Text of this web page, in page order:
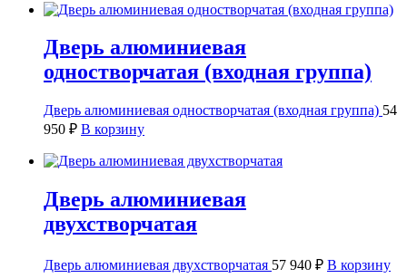
Дверь алюминиевая
одностворчатая (входная группа)
Дверь алюминиевая одностворчатая (входная группа) 54
950 ₽ В корзину
Дверь алюминиевая
двухстворчатая
Дверь алюминиевая двухстворчатая 57 940 ₽ В корзину